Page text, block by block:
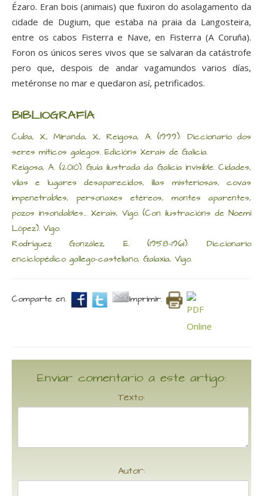
Ézaro. Eran bois (animais) que fuxiron do asolagamento da
cidade de Dugium, que estaba na praia da Langosteira,
entre os cabos Fisterra e Nave, en Fisterra (A Coruña).
Foron os únicos seres vivos que se salvaran da catástrofe
pero que, despois de andar vagamundos varios días,
metéronse no mar e quedaron así, petrificados.
BIBLIOGRAFÍA
Cuba, X., Miranda, X., Reigosa, A. (1999): Diccionario dos
seres míticos galegos. Edicións Xerais de Galicia.
Reigosa, A. (2010). Guía ilustrada da Galicia invisible. Cidades,
vilas e lugares desaparecidos, illas misteriosas, covas
impenetrables, personaxes etéreos, montes aparentes,
pozos insondables... Xerais, Vigo. (Con ilustracións de Noemí
López). Vigo.
Rodríguez González, E. (1958-1961): Diccionario
enciclopédico gallego-castellano, Galaxia, Vigo.
Comparte en. Imprimir.
Enviar comentario a este artigo:
Texto:
Autor: